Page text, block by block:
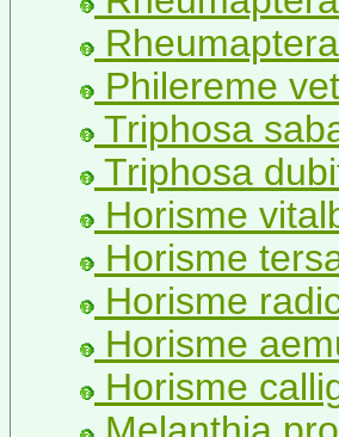
Philereme
Triphosa
Triphosa
Horisme
Horisme
Horisme
Horisme
Horisme